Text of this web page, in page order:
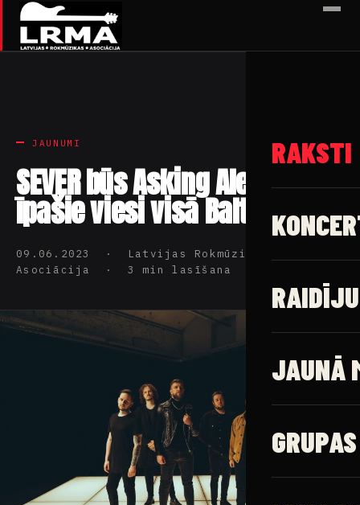
✕
RAKSTI
JAUNĀ
GRUPAS
JAUNUMI
SEVER būs Asking Alexandria
īpašie viesi visā Baltijā
09.06.2023 · Latvijas Rokmūzikas
Asociācija · 3 min lasīšana